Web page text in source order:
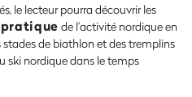
le lecteur pourra découvrir les
de l’activité nordique en
stades de biathlon et des tremplins
ski nordique dans le temps